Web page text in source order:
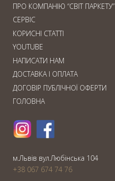
ПРО КОМПАНІЮ “СВІТ ПАРКЕТУ”
СЕРВІС
КОРИСНІ СТАТТІ
YOUTUBE
НАПИСАТИ НАМ
ДОСТАВКА І ОПЛАТА
ДОГОВІР ПУБЛІЧНОЇ ОФЕРТИ
ГОЛОВНА
м.Львiв вул.Любiнська 104
+38 067 674 74 76